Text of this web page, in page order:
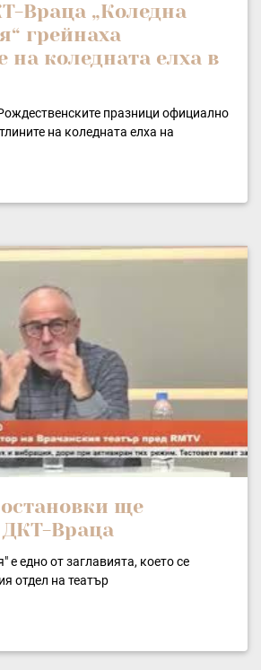
Враца „Коледна
грейнаха
на коледната елха в
празници официално
на коледната елха на
ще
ДКТ-Враца
е едно от заглавията, което се
отдел на театър